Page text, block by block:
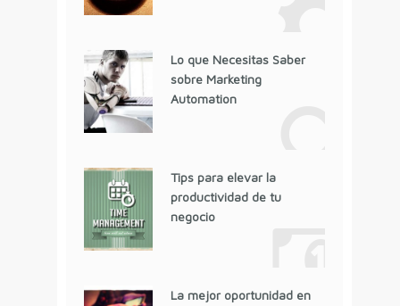
Lo que Necesitas Saber
sobre Marketing
Automation
Tips para elevar la
productividad de tu
negocio
La mejor oportunidad en